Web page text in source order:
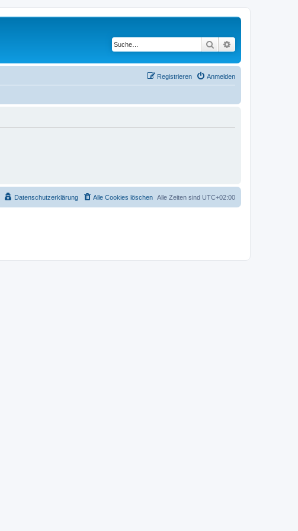
Suche
Anmelden
Registrieren
Alle Zeiten sind UTC+02:00
Alle Cookies löschen
Datenschutzerklärung